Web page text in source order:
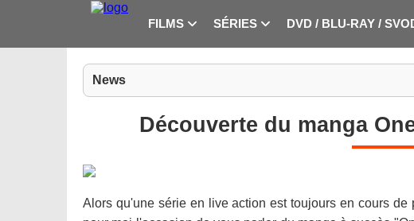
FILMS SÉRIES DVD / BLU-RAY /
News
Découverte du manga
Alors qu'une série en live action est toujours en cours